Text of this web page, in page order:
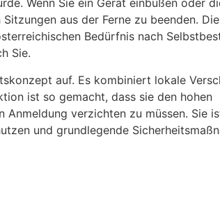
Wenn Sie ein Gerät einbüßen oder
aus der Ferne zu beenden.
Bedürfnis nach
Sie.
auf. Es kombiniert lokale
ist so gemacht, dass sie den hohen
verzichten zu müssen. Sie
und grundlegende